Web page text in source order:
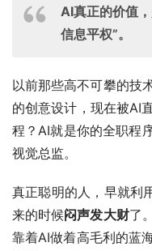
AI真正的价值
信息平权”。
以前那些高不可攀的技
的创意设计，现在被AI
程？AI就是你的全职程
视觉总监。
真正聪明的人，早就利
来的时候闷声发大财了
靠着AI做着高毛利的蓝